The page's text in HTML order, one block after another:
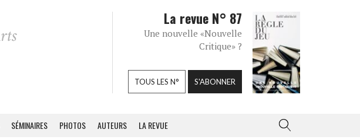
La revue N° 87
Une nouvelle «Nouvelle
Critique» ?
TOUS LES N° S'ABONNER
SÉMINAIRES PHOTOS AUTEURS LA REVUE